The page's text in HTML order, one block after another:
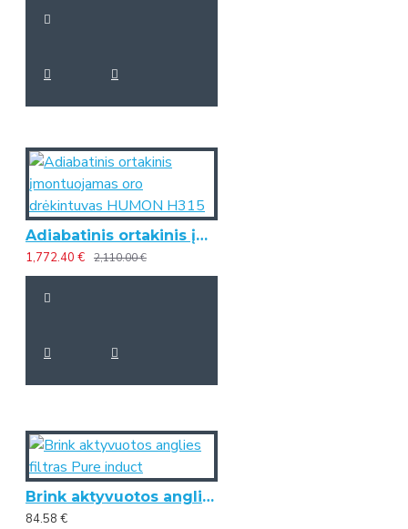
Adiabatinis ortakinis įmontuojamas oro drėkintuvas HUMON H315
1,772.40 € 2,110.00 €
Brink aktyvuotos anglies filtras Pure induct
84.58 €